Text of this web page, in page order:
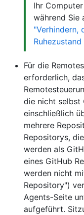
Ihr
während Sie
"Verhindern,
Für die
erforderlich,
die nicht selbst
einschließlich
mehrere
Repositorys,
werden als
eines GitHub
werden nicht
Repository")
Agents-Seite
aufgeführt.